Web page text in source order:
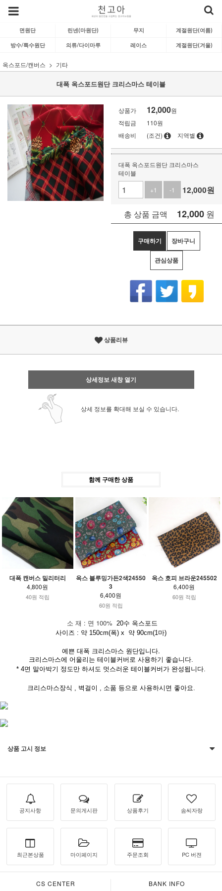
면원단 린넨(마원단) 무지 계절원단(여름)
방수/특수원단 의류/다이마루 레이스 계절원단(겨울)
옥스포드/캔버스 기타
대폭 옥스포드원단 크리스마스 테이블
상품가 12,000원
적립금
110원
배송비
(조건) 지역별
대폭 옥스포드원단 크리스마스
테이블
+1
-1 12,000원
총 상품 금액 12,000 원
구매하기 장바구니
관심상품
상품리뷰
상세정보 새창 열기
상세 정보를 확대해 보실 수 있습니다.
함께 구매한 상품
대폭 캔버스 밀리터리
4,800원
40원 적립
옥스 블루밍가든2색24550
3
6,400원
60원 적립
옥스 호피 브라운245502
6,400원
60원 적립
소 재 : 면 100% 20수 옥스포드
사이즈 : 약 150cm(폭) x 약 90cm(1마)
예쁜 대폭 크리스마스 원단입니다.
크리스마스에 어울리는 테이블커버로 사용하기 좋습니다.
* 4면 말아박기 정도만 하셔도 멋스러운 테이블커버가 완성됩니다.
크리스마스장식 , 벽걸이 , 소품 등으로 사용하시면 좋아요.
상품 고시 정보
공지사항 문의게시판 상품후기 솜씨자랑
최근본상품 마이페이지 주문조회 PC 버젼
CS CENTER BANK INFO